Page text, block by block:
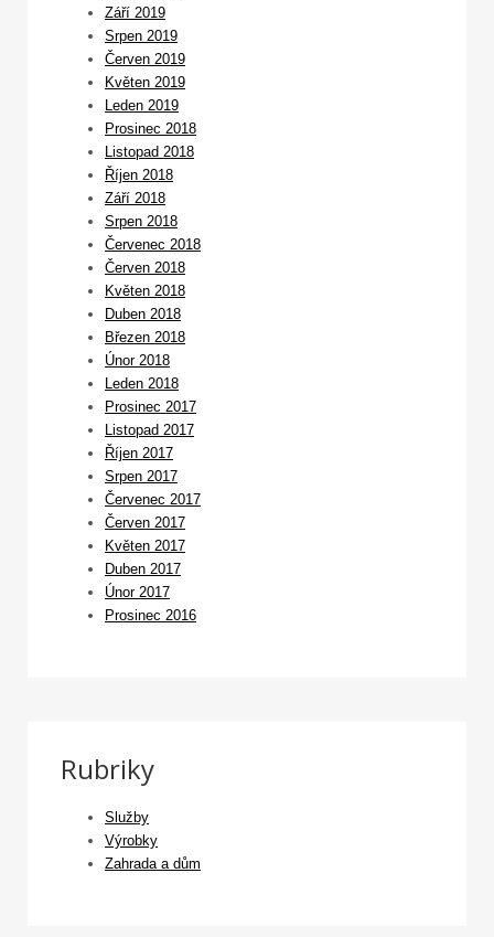
Září 2019
Srpen 2019
Červen 2019
Květen 2019
Leden 2019
Prosinec 2018
Listopad 2018
Říjen 2018
Září 2018
Srpen 2018
Červenec 2018
Červen 2018
Květen 2018
Duben 2018
Březen 2018
Únor 2018
Leden 2018
Prosinec 2017
Listopad 2017
Říjen 2017
Srpen 2017
Červenec 2017
Červen 2017
Květen 2017
Duben 2017
Únor 2017
Prosinec 2016
Rubriky
Služby
Výrobky
Zahrada a dům